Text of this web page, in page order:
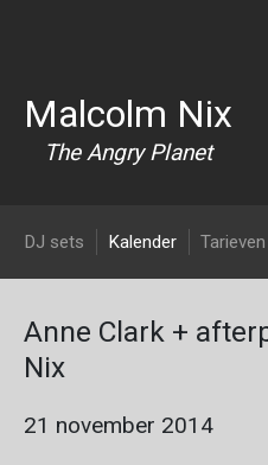
Malcolm Nix
The Angry Planet
DJ Malcolm Nix
DJ sets Kalender Tarieven
Anne Clark +
Nix
21 november 2014